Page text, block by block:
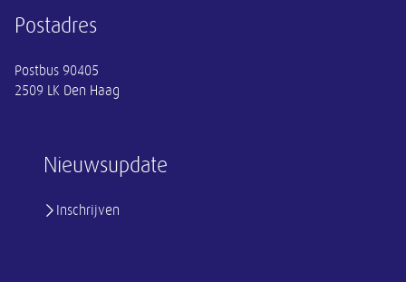
Nieuwsupdate
Inschrijven
Postadres
Postbus 90405
2509 LK Den Haag